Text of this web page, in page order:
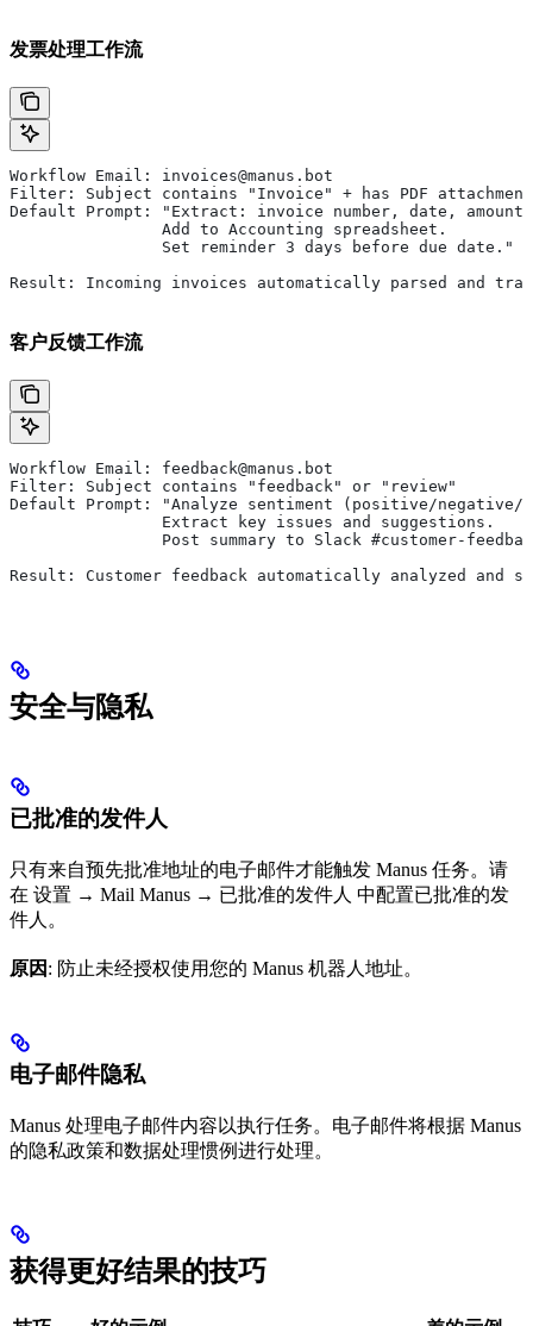
发票处理工作流
Workflow Email: invoices@manus.bot
Filter: Subject contains "Invoice" + has PDF attachment
Default Prompt: "Extract: invoice number, date,
                Add to Accounting spreadsheet.
                Set reminder 3 days before due date."
Result: Incoming invoices automatically parsed and
客户反馈工作流
Workflow Email: feedback@manus.bot
Filter: Subject contains "feedback" or "review"
Default Prompt: "Analyze sentiment (positive/
                Extract key issues and suggestions.
Post summary to Slack #customer-
Result: Customer feedback automatically analyzed and
安全与隐私
已批准的发件人
只有来自预先批准地址的电子邮件才能触发 Manus 任务。请
在 设置 → Mail Manus → 已批准的发件人 中配置已批准的发
件人。
原因 : 防止未经授权使用您的 Manus 机器人地址。
电子邮件隐私
Manus 处理电子邮件内容以执行任务。电子邮件将根据 Manus
的隐私政策和数据处理惯例进行处理。
获得更好结果的技巧